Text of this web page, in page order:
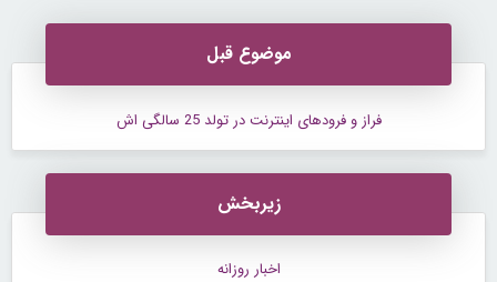
موضوع قبل
فراز و فرودهای اینترنت در تولد 25 سالگی اش
زیربخش
اخبار روزانه